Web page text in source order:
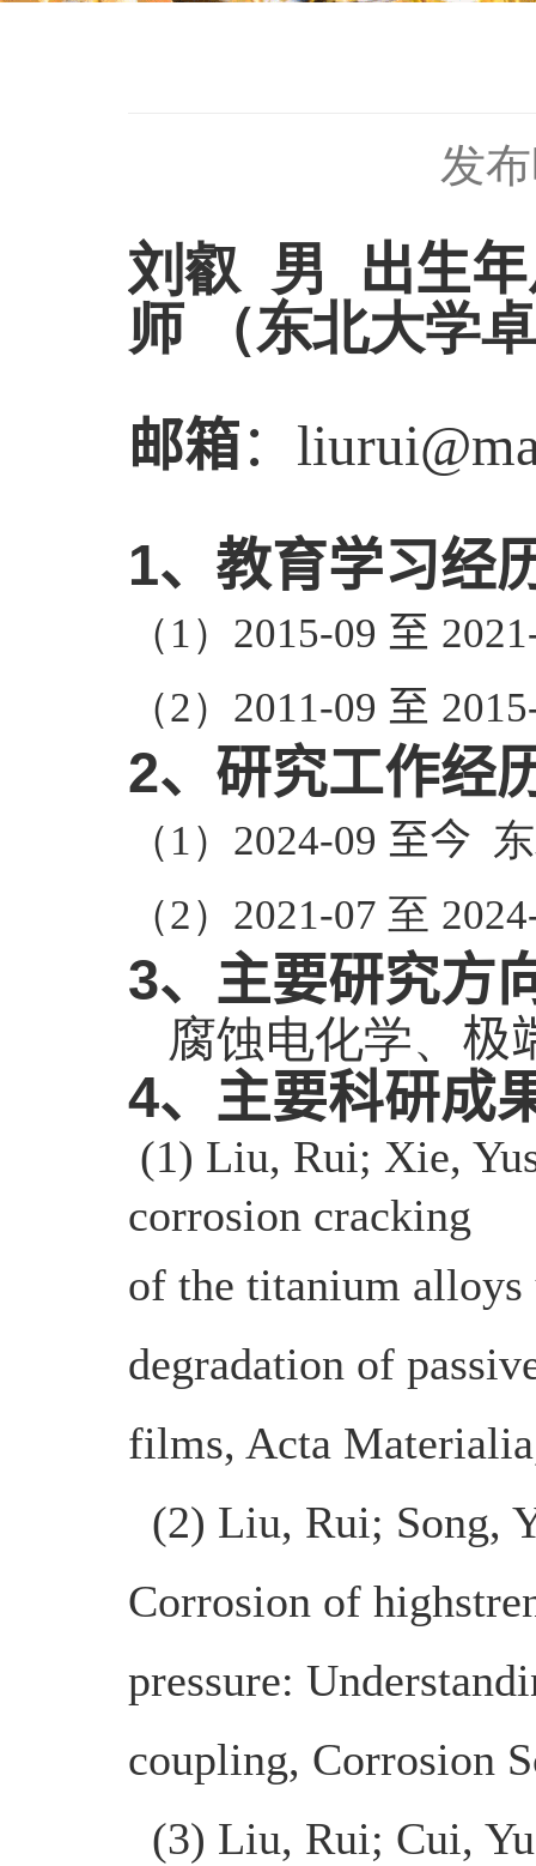
发
刘叡 男 出生
师 （东北大学
邮箱：
1、教育学习经
（ 1） 2015-09 至
（2） 2011-09 至
2、研究工作经
（ 1） 2024-09 至今
（2） 2021-07 至
3、主要研究方
腐蚀电化学、 极
4、主要科研成
(1) Liu, Rui; Xie,
corrosion cracking
of the titanium alloys
degradation of
films, Acta
(2) Liu, Rui; Song,
Corrosion of
pressure:
coupling, Corrosion
(3) Liu, Rui; Cui,